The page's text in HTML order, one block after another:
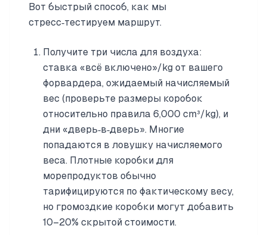
Вот быстрый способ, как мы
стресс‑тестируем маршрут.
Получите три числа для воздуха:
ставка «всё включено»/kg от вашего
форвардера, ожидаемый начисляемый
вес (проверьте размеры коробок
относительно правила 6,000 cm³/kg), и
дни «дверь‑в‑дверь». Многие
попадаются в ловушку начисляемого
веса. Плотные коробки для
морепродуктов обычно
тарифицируются по фактическому весу,
но громоздкие коробки могут добавить
10–20% скрытой стоимости.